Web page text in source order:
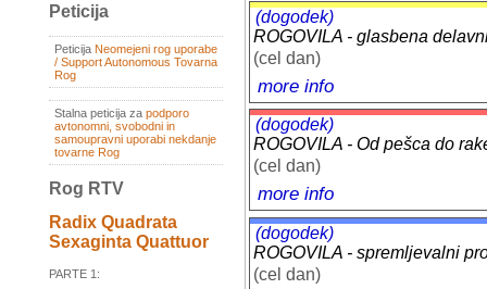
Peticija
Peticija Neomejeni rog uporabe
/ Support Autonomous Tovarna
Rog
Stalna peticija za podporo
avtonomni, svobodni in
samoupravni uporabi nekdanje
tovarne Rog
Rog RTV
Radix Quadrata
Sexaginta Quattuor
PARTE 1:
(dogodek)
ROGOVILA - glasbena
(cel dan)
more info
(dogodek)
ROGOVILA - Od pešca do
(cel dan)
more info
(dogodek)
ROGOVILA - spremljevalni
(cel dan)